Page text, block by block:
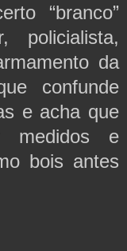
“branco”
policialista,
da
confunde
e acha que
medidos e
bois antes